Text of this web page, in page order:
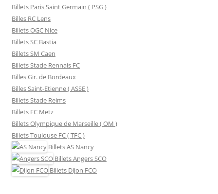
Billets Paris Saint Germain ( PSG )
Billes RC Lens
Billets OGC Nice
Billets SC Bastia
Billets SM Caen
Billets Stade Rennais FC
Billes Gir. de Bordeaux
Billes Saint-Etienne ( ASSE )
Billets Stade Reims
Billets FC Metz
Billets Olympique de Marseille ( OM )
Billets Toulouse FC ( TFC )
BilletsAS Nancy
BilletsAngers SCO
Billets Dijon FCO